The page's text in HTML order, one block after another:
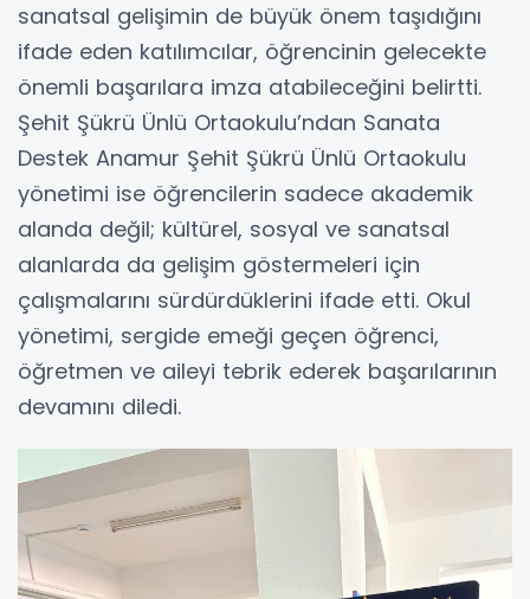
sanatsal gelişimin de büyük önem taşıdığını
ifade eden katılımcılar, öğrencinin gelecekte
önemli başarılara imza atabileceğini belirtti.
Şehit Şükrü Ünlü Ortaokulu’ndan Sanata
Destek Anamur Şehit Şükrü Ünlü Ortaokulu
yönetimi ise öğrencilerin sadece akademik
alanda değil; kültürel, sosyal ve sanatsal
alanlarda da gelişim göstermeleri için
çalışmalarını sürdürdüklerini ifade etti. Okul
yönetimi, sergide emeği geçen öğrenci,
öğretmen ve aileyi tebrik ederek başarılarının
devamını diledi.